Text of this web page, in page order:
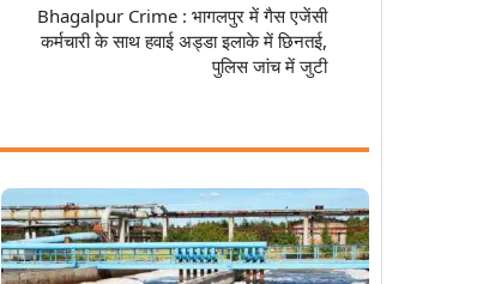
Bhagalpur Crime : भागलपुर में गैस एजेंसी
कर्मचारी के साथ हवाई अड्डा इलाके में छिनतई,
पुलिस जांच में जुटी